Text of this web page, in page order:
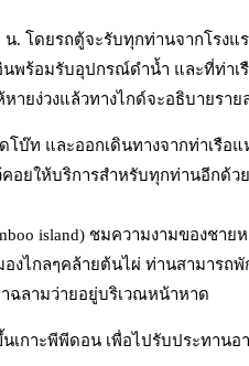
น. โดยรถตู้จะรับทุกท่านจากโรง
นพร้อมรับอุปกรณ์ดำน้ำ และที่ท่า
ายง่วงแล้วทางไกด์จะอธิบายรา
บ๊ท และออกเดินทางจากท่าเรือแ
อยให้บริการสำหรับทุกท่านอีกด้ว
island) ชมความงามของช
งไกลๆคล้ายต้นไผ่ ท่านสามารถ
ฉลามว่ายอยู่บริเวณหน้าหาด
นเกาะพีพีดอน เพื่อไปรับประทาน